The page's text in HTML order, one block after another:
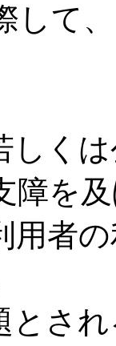
して
しく
障を
用者
さ